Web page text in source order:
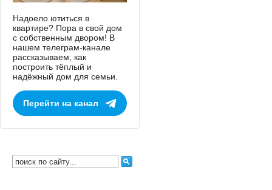
Надоело ютиться в
квартире? Пора в свой дом
с собственным двором! В
нашем телеграм-канале
рассказываем, как
построить тёплый и
надёжный дом для семьи.
Перейти на канал